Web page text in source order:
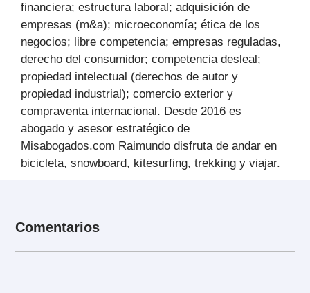
financiera; estructura laboral; adquisición de
empresas (m&a); microeconomía; ética de los
negocios; libre competencia; empresas reguladas,
derecho del consumidor; competencia desleal;
propiedad intelectual (derechos de autor y
propiedad industrial); comercio exterior y
compraventa internacional. Desde 2016 es
abogado y asesor estratégico de
Misabogados.com Raimundo disfruta de andar en
bicicleta, snowboard, kitesurfing, trekking y viajar.
Comentarios